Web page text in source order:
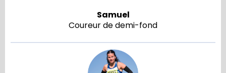
Samuel
Coureur de demi-fond